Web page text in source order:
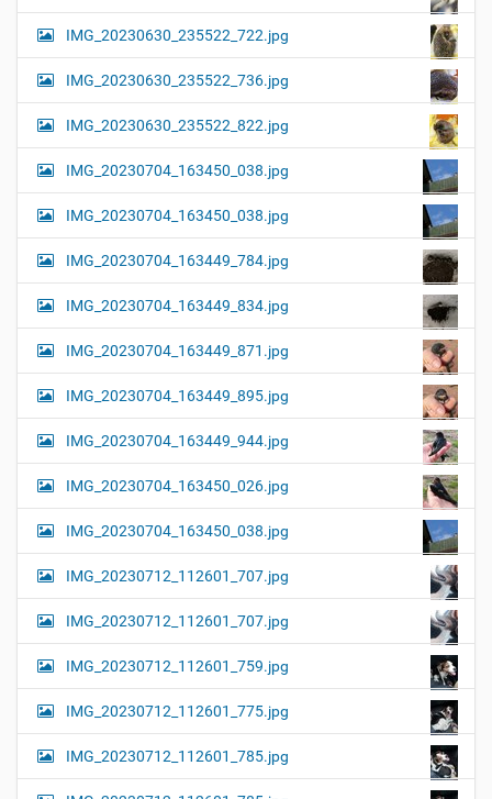
IMG_20230630_235522_722.jpg
IMG_20230630_235522_736.jpg
IMG_20230630_235522_822.jpg
IMG_20230704_163450_038.jpg
IMG_20230704_163450_038.jpg
IMG_20230704_163449_784.jpg
IMG_20230704_163449_834.jpg
IMG_20230704_163449_871.jpg
IMG_20230704_163449_895.jpg
IMG_20230704_163449_944.jpg
IMG_20230704_163450_026.jpg
IMG_20230704_163450_038.jpg
IMG_20230712_112601_707.jpg
IMG_20230712_112601_707.jpg
IMG_20230712_112601_759.jpg
IMG_20230712_112601_775.jpg
IMG_20230712_112601_785.jpg